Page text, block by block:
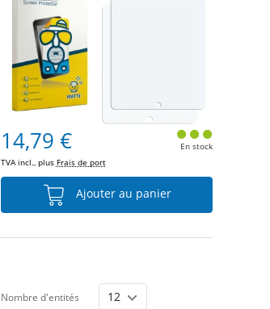
14,79 €
TVA incl., plus Frais de port
En stock
Ajouter au panier
Nombre d'entités